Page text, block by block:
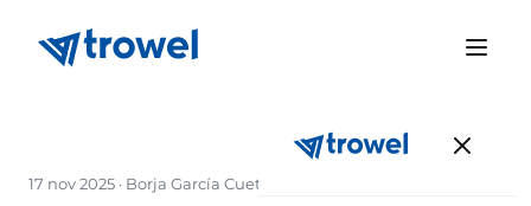
17 nov 2025 · Borja García Cueto